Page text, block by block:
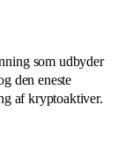
som udbyder
den eneste
af kryptoaktiver.